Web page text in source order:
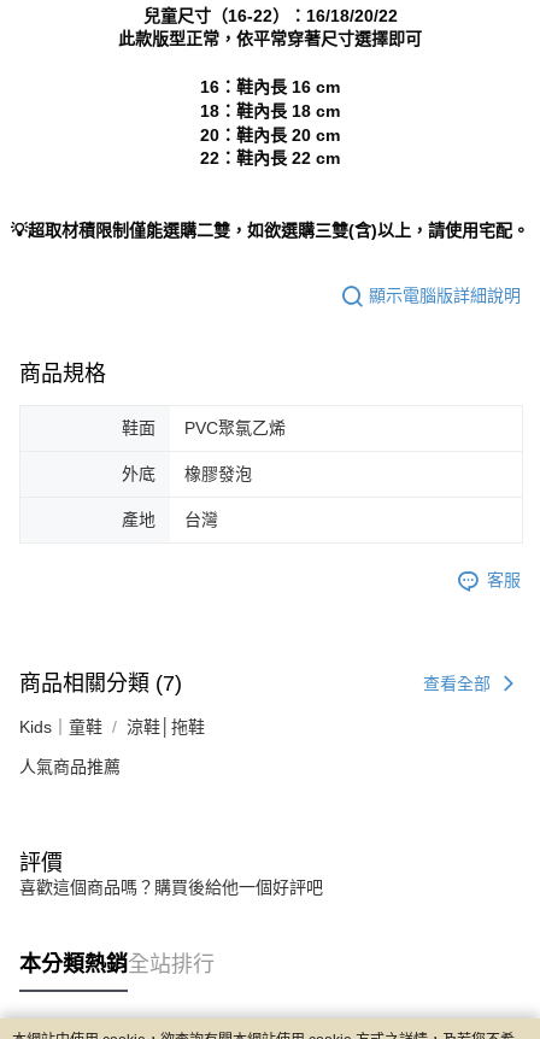
「AFTEE先享後付」，若未經同意申辦者引起之損失，本公司不負相關責
時審查核予不同之上限額度；若仍有額度不足之情形，本公司將視審查結果
５．嚴禁一人註冊多個帳號或使用他人資訊註冊。若發現惡意使用之情形，
恩沛科技股份有限公司將有權停止該用戶之使用額度並採取法律行動。
兒童尺寸（16-22）：16/18/20/22
此款版型正常，依平常穿著尺寸選擇即可
16：鞋內長 16 cm
18：鞋內長 18 cm
20：鞋內長 20 cm
22：鞋內長 22 cm
💡超取材積限制僅能選購二雙，如欲選購三雙(含)以上，請使用宅配。
顯示電腦版詳細說明
商品規格
鞋面 PVC聚氯乙烯
外底 橡膠發泡
產地 台灣
客服
商品相關分類 (7) 查看全部
Kids｜童鞋 涼鞋│拖鞋
人氣商品推薦
評價
喜歡這個商品嗎？購買後給他一個好評吧
本分類熱銷全站排行